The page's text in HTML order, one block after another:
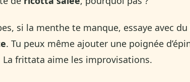
si la menthe te manque, essaye avec du
. Tu peux même ajouter une poignée
La frittata aime les improvisations.